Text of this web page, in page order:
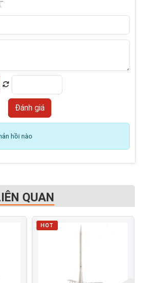
hồi nào
QUAN
HOT